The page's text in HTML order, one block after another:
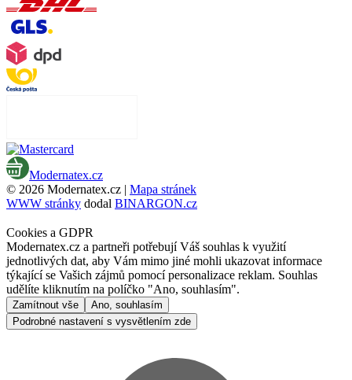
Modernatex.cz
© 2026 Modernatex.cz | Mapa stránek
WWW stránky dodal BINARGON.cz
Cookies a GDPR
Modernatex.cz a partneři potřebují Váš souhlas k využití
jednotlivých dat, aby Vám mimo jiné mohli ukazovat informace
týkající se Vašich zájmů pomocí personalizace reklam. Souhlas
udělíte kliknutím na políčko "Ano, souhlasím".
Zamítnout vše
Ano, souhlasím
Podrobné nastavení s vysvětlením zde